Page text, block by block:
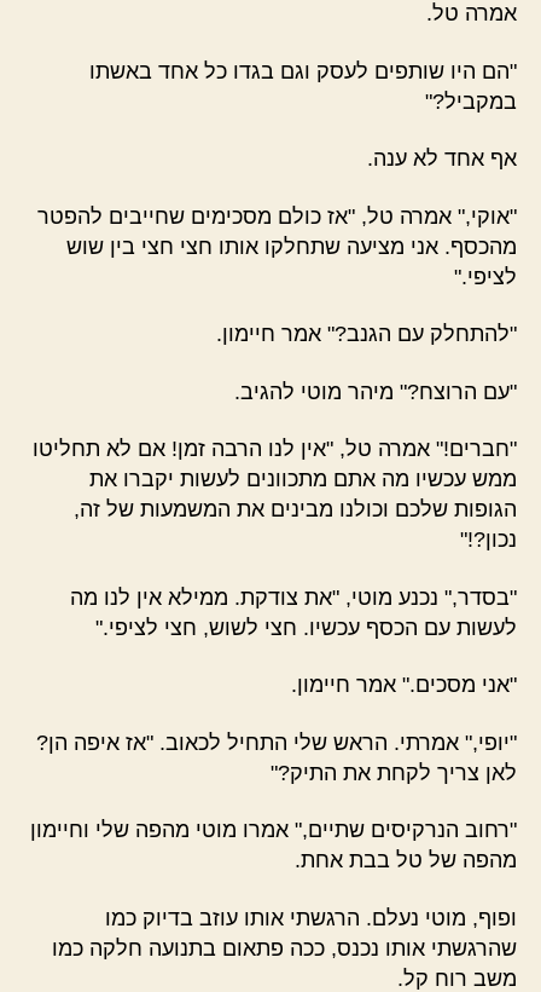
אמרה טל.
"הם היו שותפים לעסק וגם בגדו כל אחד באשתו
במקביל?"
אף אחד לא ענה.
"אוקי," אמרה טל, "אז כולם מסכימים שחייבים להפטר
מהכסף. אני מציעה שתחלקו אותו חצי חצי בין שוש
לציפי."
"להתחלק עם הגנב?" אמר חיימון.
"עם הרוצח?" מיהר מוטי להגיב.
"חברים!" אמרה טל, "אין לנו הרבה זמן! אם לא תחליטו
ממש עכשיו מה אתם מתכוונים לעשות יקברו את
הגופות שלכם וכולנו מבינים את המשמעות של זה,
נכון?!"
"בסדר," נכנע מוטי, "את צודקת. ממילא אין לנו מה
לעשות עם הכסף עכשיו. חצי לשוש, חצי לציפי."
"אני מסכים." אמר חיימון.
"יופי," אמרתי. הראש שלי התחיל לכאוב. "אז איפה הן?
לאן צריך לקחת את התיק?"
"רחוב הנרקיסים שתיים," אמרו מוטי מהפה שלי וחיימון
מהפה של טל בבת אחת.
ופוף, מוטי נעלם. הרגשתי אותו עוזב בדיוק כמו
שהרגשתי אותו נכנס, ככה פתאום בתנועה חלקה כמו
משב רוח קל.